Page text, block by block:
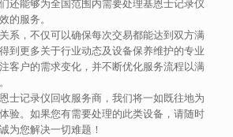
的服务。
系，不仅可以确保每次交易都能达到双方满
到更多关于行业动态及设备保养维护的专业
客户的需求变化，并不断优化服务流程以满
士记录仪回收服务商，我们将一如既往地为
验。如果您有需要处理的此类设备，请随时
为您解决一切难题！